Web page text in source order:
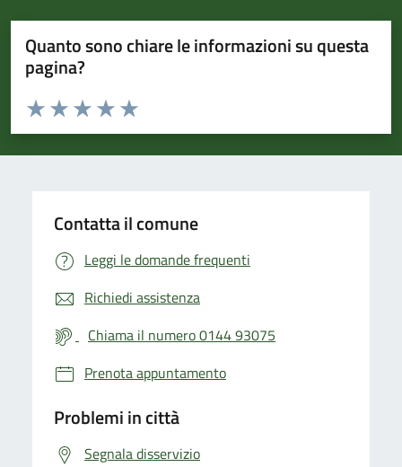
Quanto sono chiare le informazioni su questa
pagina?
Valuta da 1 a 5 stelle la pagina
Valuta 5 stelle su 5
Valuta 4 stelle su 5
Valuta 3 stelle su 5
Valuta 2 stelle su 5
Valuta 1 stelle su 5
Contatta il comune
Leggi le domande frequenti
Richiedi assistenza
Chiama il numero 0144 93075
Prenota appuntamento
Problemi in città
Segnala disservizio